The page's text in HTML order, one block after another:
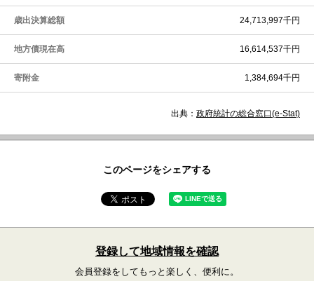
歳出決算総額 24,713,997千円
地方債現在高 16,614,537千円
寄附金 1,384,694千円
出典： 政府統計の総合窓口(e-Stat)
このページをシェアする
登録して地域情報を確認
会員登録をしてもっと楽しく、便利に。